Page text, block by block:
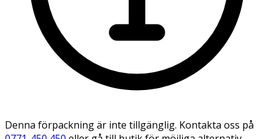
Denna förpackning är inte tillgänglig. Kontakta oss på